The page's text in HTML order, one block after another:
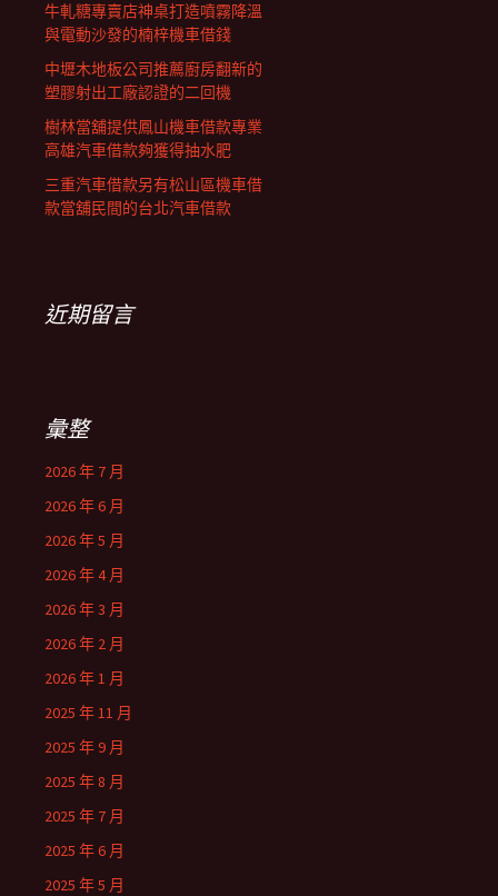
牛軋糖專賣店神桌打造噴霧降溫
與電動沙發的楠梓機車借錢
中壢木地板公司推薦廚房翻新的
塑膠射出工廠認證的二回機
樹林當舖提供鳳山機車借款專業
高雄汽車借款夠獲得抽水肥
三重汽車借款另有松山區機車借
款當舖民間的台北汽車借款
近期留言
彙整
2026 年 7 月
2026 年 6 月
2026 年 5 月
2026 年 4 月
2026 年 3 月
2026 年 2 月
2026 年 1 月
2025 年 11 月
2025 年 9 月
2025 年 8 月
2025 年 7 月
2025 年 6 月
2025 年 5 月